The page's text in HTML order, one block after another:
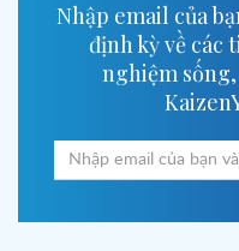
Nhập email của
định kỳ về các
nghiệm